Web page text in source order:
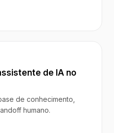
de IA no
de conhecimento,
humano.